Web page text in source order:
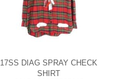
17SS DIAG SPRAY CHECK
SHIRT